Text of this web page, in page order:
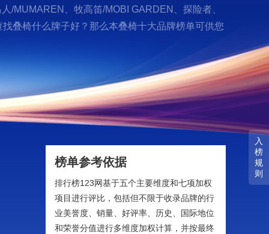
入
榜
规
则
/MUMAREN、牧高笛/MOBI GARDEN、探险者、
叠椅什么牌子好？那么本叠椅十大品牌榜单可供您
榜单参考依据
排行榜123网基于五个主要维度和七项加权
项目进行评比，包括但不限于收录品牌的行
业美誉度、销量、好评率、历史、国际地位
和荣誉分值进行多维度加权计算，并按最终